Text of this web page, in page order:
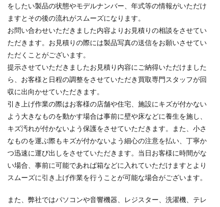
をしたい製品の状態やモデルナンバー、年式等の情報がいただけ
ますとその後の流れがスムーズになります。
お問い合わせいただきました内容よりお見積りの相談をさせてい
ただきます。お見積りの際には製品写真の送信をお願いさせてい
ただくことがございます。
提示させていただきましたお見積り内容にご納得いただけました
ら、お客様と日程の調整をさせていただき買取専門スタッフが回
収に出向かせていただきます。
引き上げ作業の際はお客様の店舗や住宅、施設にキズが付かない
よう大きなものを動かす場合は事前に壁や床などに養生を施し、
キズ汚れが付かないよう保護をさせていただきます。また、小さ
なものを運ぶ際もキズが付かないよう細心の注意を払い、丁寧か
つ迅速に運び出しをさせていただきます。当日お客様に時間がな
い場合、事前に可能であれば箱などに入れていただけますとより
スムーズに引き上げ作業を行うことが可能な場合がございます。
また、弊社ではパソコンや音響機器、レジスター、洗濯機、テレ